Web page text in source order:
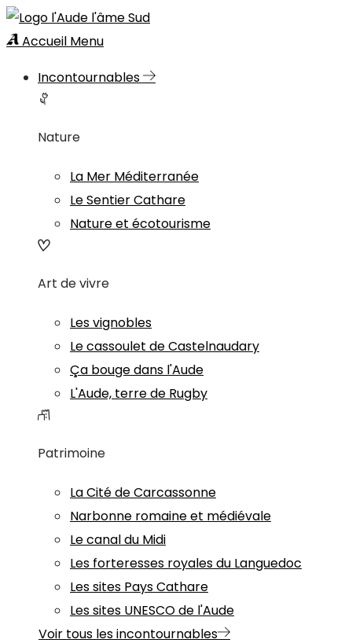
Accueil Menu
Incontournables
Nature
La Mer Méditerranée
Le Sentier Cathare
Nature et écotourisme
Art de vivre
Les vignobles
Le cassoulet de Castelnaudary
Ça bouge dans l'Aude
L'Aude, terre de Rugby
Patrimoine
La Cité de Carcassonne
Narbonne romaine et médiévale
Le canal du Midi
Les forteresses royales du Languedoc
Les sites Pays Cathare
Les sites UNESCO de l'Aude
Voir tous les incontournables